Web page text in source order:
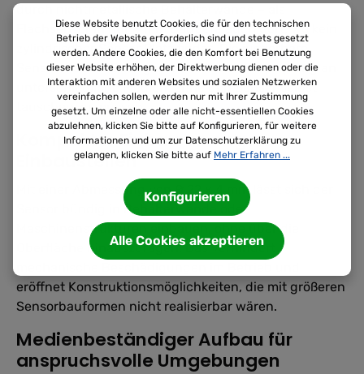
durch nichtmetallische Behälterwände – als
Flachsensor in nur 4 mm Bautiefe auch dort, wo kein
zylindrischer Sensor Platz findet. Die justierbare
Sensitivität am Basisgerät erlaubt die Anpassung an
unterschiedliche Medien, ohne den Sensor selbst
tauschen zu müssen.
Kompakter Einbau an engen
Einbaustellen
Mit einer Abmessung von Ø 22 x 4 mm lässt sich der
Sensor bündig in Behälterwände oder
Maschinenstrukturen einbauen, ohne über die
Oberfläche hinauszuragen. Das verhindert
eröffnet Konstruktionsmöglichkeiten, die mit größeren
Sensorbauformen nicht realisierbar wären.
Medienbeständiger Aufbau für
anspruchsvolle Umgebungen
Diese Website benutzt Cookies, die für den technischen
Betrieb der Website erforderlich sind und stets gesetzt
werden. Andere Cookies, die den Komfort bei Benutzung
dieser Website erhöhen, der Direktwerbung dienen oder die
Interaktion mit anderen Websites und sozialen Netzwerken
vereinfachen sollen, werden nur mit Ihrer Zustimmung
gesetzt. Um einzelne oder alle nicht-essentiellen Cookies
abzulehnen, klicken Sie bitte auf Konfigurieren, für weitere
Informationen und um zur Datenschutzerklärung zu
gelangen, klicken Sie bitte auf Mehr Erfahren ...
Konfigurieren
Alle Cookies akzeptieren